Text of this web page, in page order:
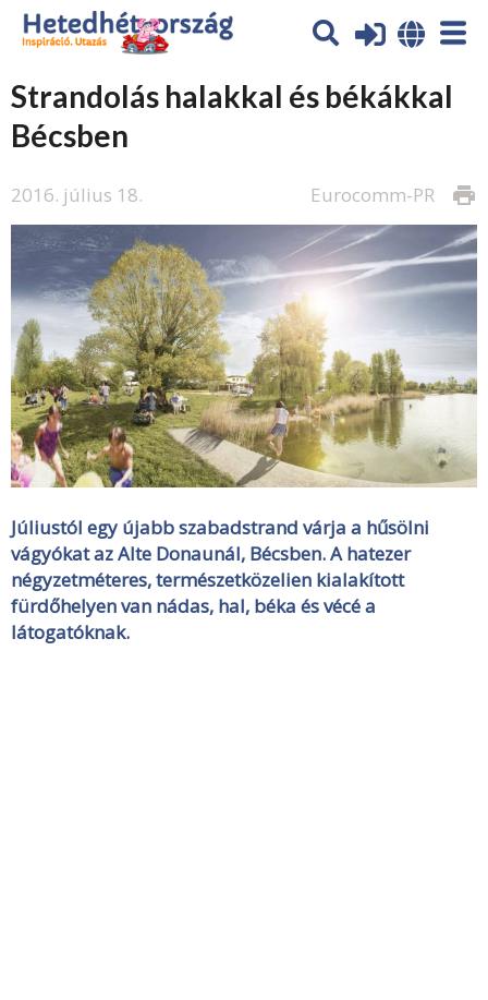
Strandolás halakkal és békákkal
Bécsben
2016. július 18. print
Eurocomm-PR
Júliustól egy újabb szabadstrand várja a hűsölni
vágyókat az Alte Donaunál, Bécsben. A hatezer
négyzetméteres, természetközelien kialakított
fürdőhelyen van nádas, hal, béka és vécé a
látogatóknak.